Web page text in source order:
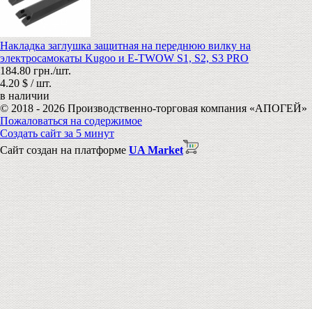
Накладка заглушка защитная на переднюю вилку на
электросамокаты Kugoo и E-TWOW S1, S2, S3 PRO
184.80 грн./шт.
4.20 $ / шт.
в наличии
© 2018 - 2026 Производственно-торговая компания «АПОГЕЙ»
Пожаловаться на содержимое
Создать сайт за 5 минут
Сайт создан на платформе UA Market